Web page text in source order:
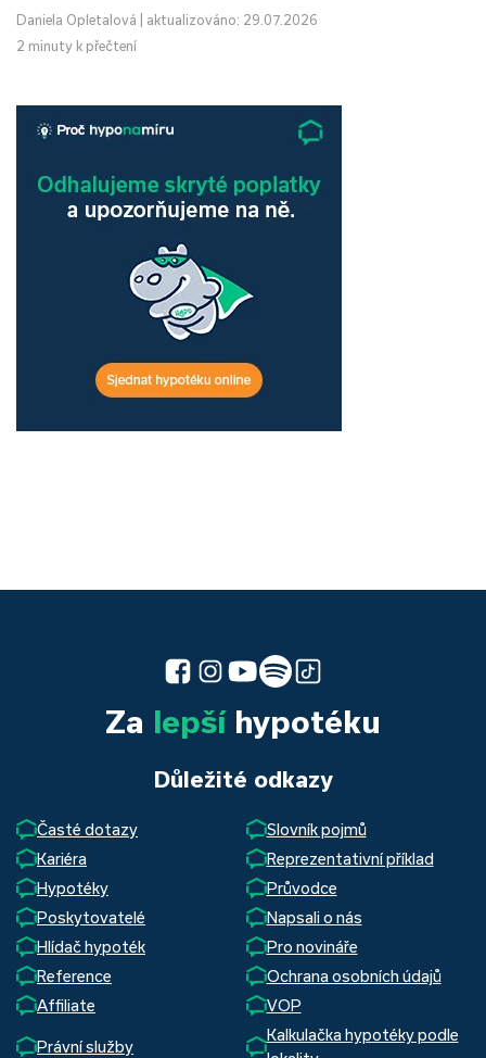
Daniela Opletalová
aktualizováno: 29.07.2026
2 minuty k přečtení
Za lepšíhypotéku
Důležité odkazy
Časté dotazy
Slovník pojmů
Kariéra
Reprezentativní příklad
Hypotéky
Průvodce
Poskytovatelé
Napsali o nás
Hlídač hypoték
Pro novináře
Reference
Ochrana osobních údajů
Affiliate
VOP
Právní služby
Kalkulačka hypotéky podle